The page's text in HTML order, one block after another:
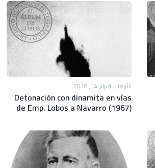
الأربعاء, فبراير 14, 2018
Detonación con dinamita en vías
de Emp. Lobos a Navarro (1967)